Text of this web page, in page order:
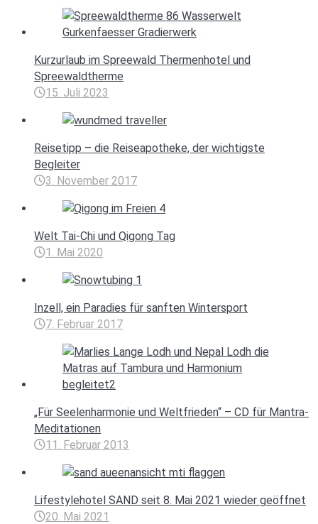
Kurzurlaub im Spreewald Thermenhotel und
Spreewaldtherme
15. Juli 2023
Reisetipp – die Reiseapotheke, der wichtigste
Begleiter
3. November 2017
Welt Tai-Chi und Qigong Tag
1. Mai 2020
Inzell, ein Paradies für sanften Wintersport
7. Februar 2017
„Für Seelenharmonie und Weltfrieden“ – CD für Mantra-
Meditationen
11. Februar 2013
Lifestylehotel SAND seit 8. Mai 2021 wieder geöffnet
20. Mai 2021